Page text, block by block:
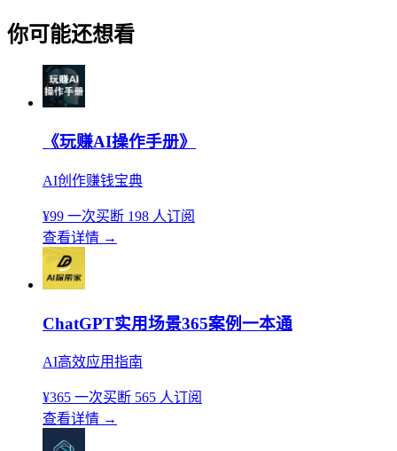
你可能还想看
《玩赚AI操作手册》
AI创作赚钱宝典
¥99 一次买断 198 人订阅
查看详情 →
ChatGPT实用场景365案例一本通
AI高效应用指南
¥365 一次买断 565 人订阅
查看详情 →